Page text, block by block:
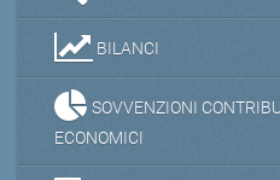
BILANCI
SOVVENZIONI
ECONOMICI